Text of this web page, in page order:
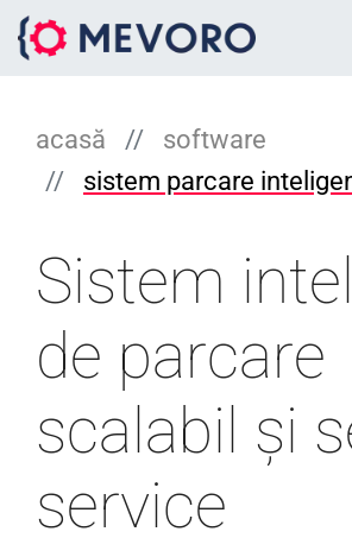
acasă
software
sistem parcare
Sistem
de parcare
scalabil și
service